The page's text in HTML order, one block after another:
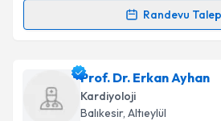
Randevu
Randevu Takvimi Talebi
Uzm. Dr. Mahmut Acariçin
oluşturun. Size bu uzmandan
takvim hazırlandığında e-posta
Prof. Dr. Erkan Ayhan
Kardiyoloji
Balıkesir, Altıeylül